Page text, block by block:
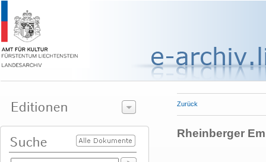
Zurück
Rheinberger